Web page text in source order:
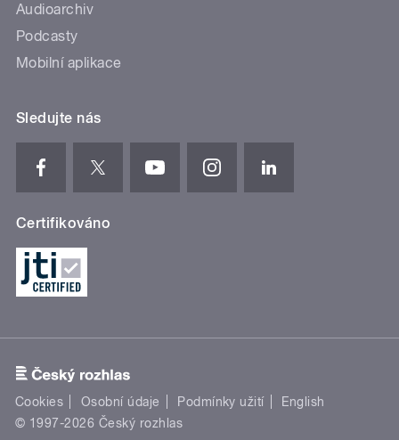
Audioarchiv
Podcasty
Mobilní aplikace
Sledujte nás
Certifikováno
Cookies Osobní údaje Podmínky užití
English
© 1997-2026 Český rozhlas